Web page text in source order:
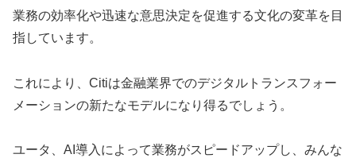
業務の効率化や迅速な意思決定を促進する文化の変革を目
指しています。
これにより、Citiは金融業界でのデジタルトランスフォー
メーションの新たなモデルになり得るでしょう。
ユータ、AI導入によって業務がスピードアップし、みんな